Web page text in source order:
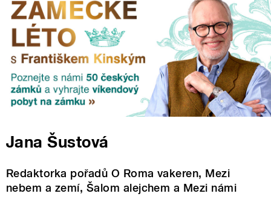
Jana Šustová
Redaktorka pořadů O Roma vakeren, Mezi
nebem a zemí, Šalom alejchem a Mezi námi